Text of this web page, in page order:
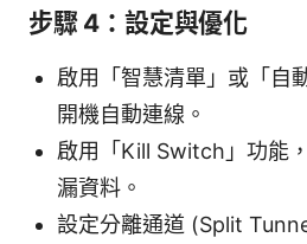
步驟 4：設定與優化
啟用「智慧清單」或「自
開機自動連線。
啟用「Kill Switch」功能
漏資料。
設定分離通道 (Split